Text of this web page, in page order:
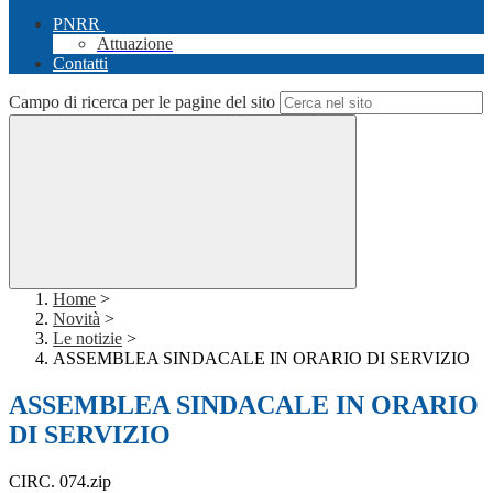
PNRR
Attuazione
Contatti
Campo di ricerca per le pagine del sito
Home >
Novità >
Le notizie >
ASSEMBLEA SINDACALE IN ORARIO DI SERVIZIO
ASSEMBLEA SINDACALE IN ORARIO
DI SERVIZIO
CIRC. 074.zip